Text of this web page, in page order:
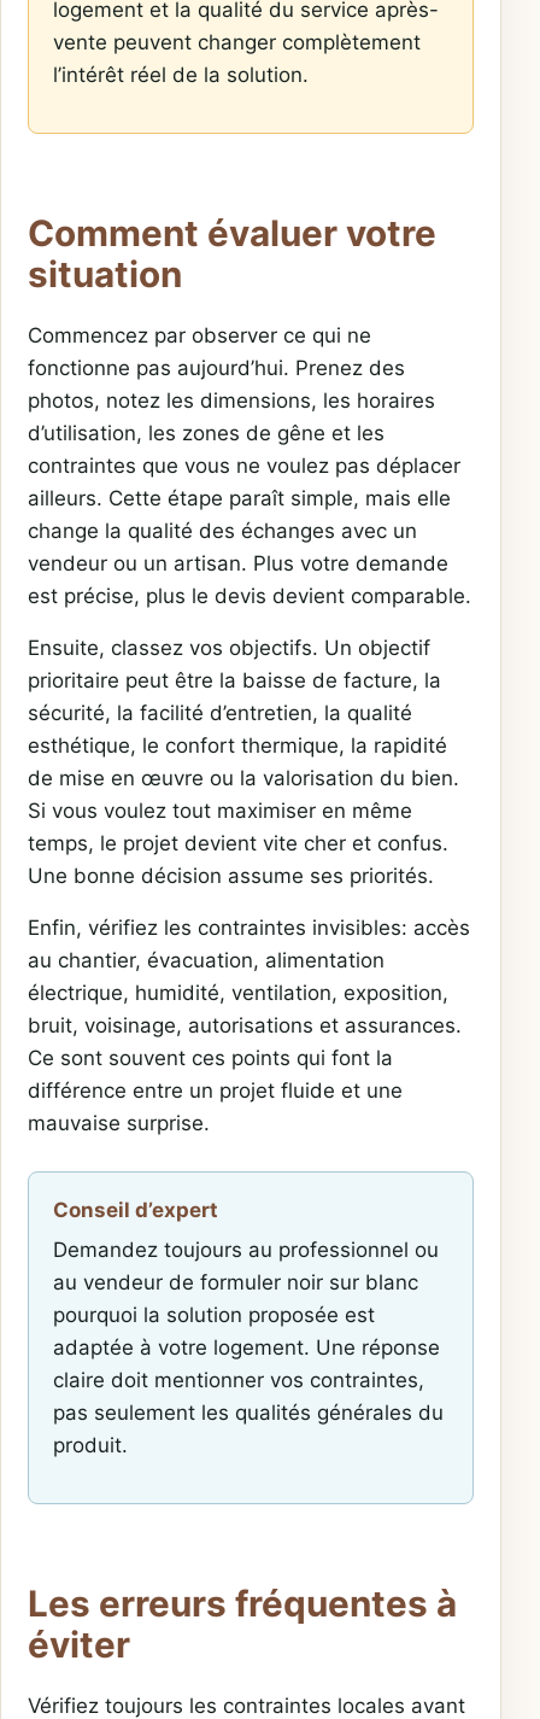
logement et la qualité du service après-
vente peuvent changer complètement
l’intérêt réel de la solution.
Comment évaluer votre
situation
Commencez par observer ce qui ne
fonctionne pas aujourd’hui. Prenez des
photos, notez les dimensions, les horaires
d’utilisation, les zones de gêne et les
contraintes que vous ne voulez pas déplacer
ailleurs. Cette étape paraît simple, mais elle
change la qualité des échanges avec un
vendeur ou un artisan. Plus votre demande
est précise, plus le devis devient comparable.
Ensuite, classez vos objectifs. Un objectif
prioritaire peut être la baisse de facture, la
sécurité, la facilité d’entretien, la qualité
esthétique, le confort thermique, la rapidité
de mise en œuvre ou la valorisation du bien.
Si vous voulez tout maximiser en même
temps, le projet devient vite cher et confus.
Une bonne décision assume ses priorités.
Enfin, vérifiez les contraintes invisibles: accès
au chantier, évacuation, alimentation
électrique, humidité, ventilation, exposition,
bruit, voisinage, autorisations et assurances.
Ce sont souvent ces points qui font la
différence entre un projet fluide et une
mauvaise surprise.
Conseil d’expert
Demandez toujours au professionnel ou
au vendeur de formuler noir sur blanc
pourquoi la solution proposée est
adaptée à votre logement. Une réponse
claire doit mentionner vos contraintes,
pas seulement les qualités générales du
produit.
Les erreurs fréquentes à
éviter
Vérifiez toujours les contraintes locales avant